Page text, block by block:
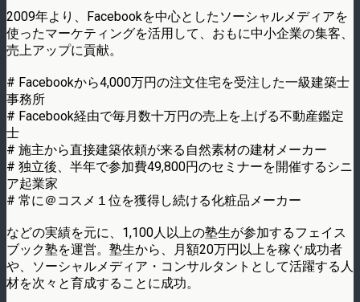
2009年より、Facebookを中心としたソーシャルメディアを
使ったマーケティングを活用して、おもに中小企業の集客、
売上アップに貢献。
# Facebookから4,000万円の注文住宅を受注した一級建築士
事務所
# Facebook経由で毎月数十万円の売上を上げる不動産鑑定
士
# 施主から直接建築依頼が来る自然素材の建材メーカー
# 独立後、半年で参加費49,800円のセミナーを開催するシニ
ア起業家
# 常に＠コスメ１位を獲得し続ける化粧品メーカー
などの実績を元に、1,100人以上の塾生が参加するフェイス
ブック塾を運営。塾生から、月額20万円以上を稼ぐ成功者
や、ソーシャルメディア・コンサルタントとして活躍する人
材を次々と育成することに成功。